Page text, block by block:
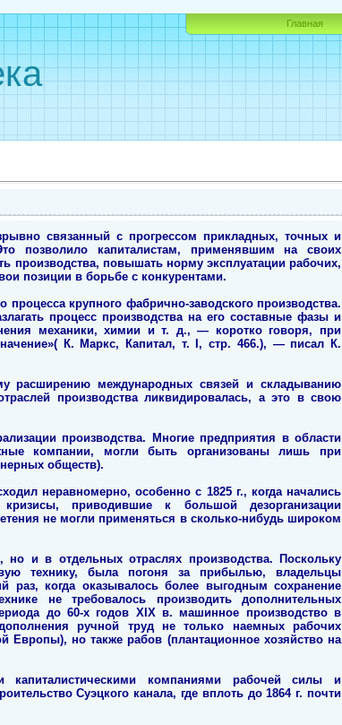
Главная
связанный с прогрессом прикладных, точных и
позволило капиталистам, применявшим на своих
производства, повышать норму эксплуатации рабочих,
позиции в борьбе с конкурентами.
крупного фабрично-заводского производства.
процесс производства на его составные фазы и
механики, химии и т. д., — коротко говоря, при
К. Маркс, Капитал, т. I, стр. 466.), — писал К.
расширению международных связей и складыванию
производства ликвидировалась, а это в свою
производства. Многие предприятия в области
компании, могли быть организованы лишь при
обществ).
неравномерно, особенно с 1825 г., когда начались
приводившие к большой дезорганизации
не могли применяться в сколько-нибудь широком
но и в отдельных отраслях производства. Поскольку
технику, была погоня за прибылью, владельцы
раз, когда оказывалось более выгодным сохранение
не требовалось производить дополнительных
до 60-х годов XIX в. машинное производство в
ручной труд не только наемных рабочих
Европы), но также рабов (плантационное хозяйство на
капиталистическими компаниями рабочей силы и
Суэцкого канала, где вплоть до 1864 г. почти